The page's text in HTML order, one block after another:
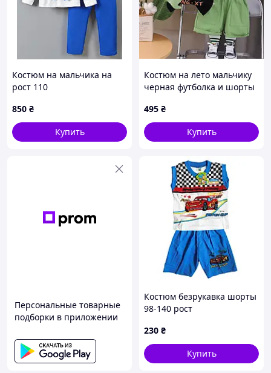
Костюм на мальчика на
рост 110
850 ₴
Купить
Костюм на лето мальчику
черная футболка и шорты
495 ₴
Купить
Персональные товарные
подборки в приложении
Костюм безрукавка шорты
98-140 рост
230 ₴
Купить